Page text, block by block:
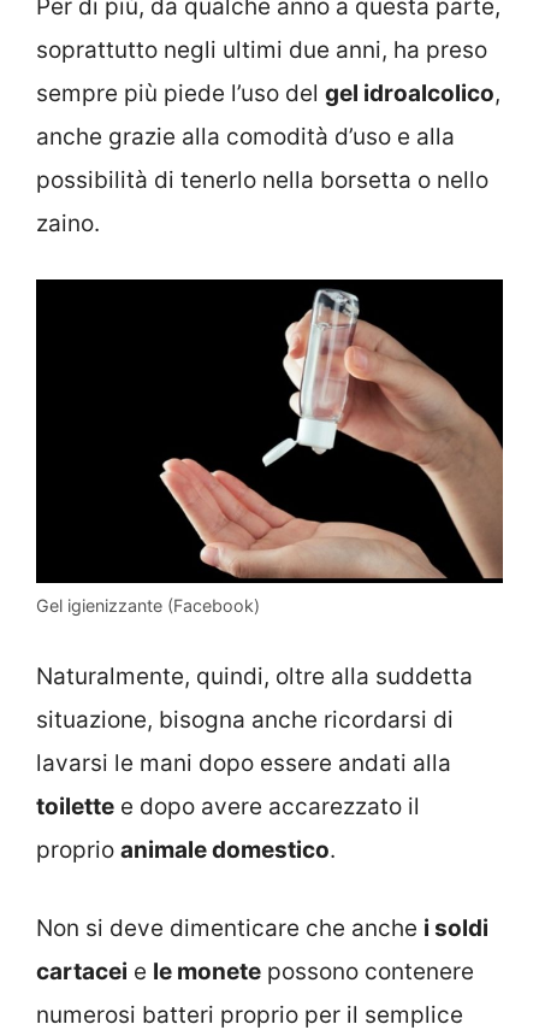
Per di più, da qualche anno a questa parte,
soprattutto negli ultimi due anni, ha preso
sempre più piede l’uso del gel idroalcolico,
anche grazie alla comodità d’uso e alla
possibilità di tenerlo nella borsetta o nello
zaino.
Gel igienizzante (Facebook)
Naturalmente, quindi, oltre alla suddetta
situazione, bisogna anche ricordarsi di
lavarsi le mani dopo essere andati alla
toilette e dopo avere accarezzato il
proprio animale domestico.
Non si deve dimenticare che anche i soldi
cartacei e le monete possono contenere
numerosi batteri proprio per il semplice